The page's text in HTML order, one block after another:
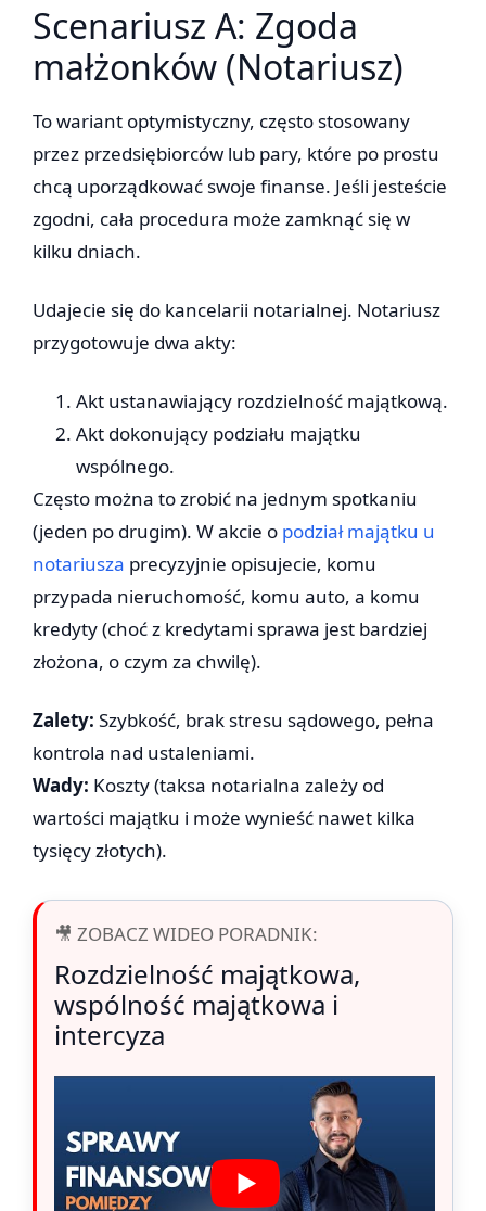
Scenariusz A: Zgoda
małżonków (Notariusz)
To wariant optymistyczny, często stosowany
przez przedsiębiorców lub pary, które po prostu
chcą uporządkować swoje finanse. Jeśli jesteście
zgodni, cała procedura może zamknąć się w
kilku dniach.
Udajecie się do kancelarii notarialnej. Notariusz
przygotowuje dwa akty:
Akt ustanawiający rozdzielność majątkową.
Akt dokonujący podziału majątku
wspólnego.
Często można to zrobić na jednym spotkaniu
(jeden po drugim). W akcie o podział majątku u
notariusza precyzyjnie opisujecie, komu
przypada nieruchomość, komu auto, a komu
kredyty (choć z kredytami sprawa jest bardziej
złożona, o czym za chwilę).
Zalety: Szybkość, brak stresu sądowego, pełna
kontrola nad ustaleniami.
Wady: Koszty (taksa notarialna zależy od
wartości majątku i może wynieść nawet kilka
tysięcy złotych).
🎥 ZOBACZ WIDEO PORADNIK:
Rozdzielność majątkowa,
wspólność majątkowa i
intercyza